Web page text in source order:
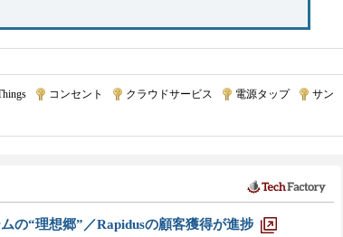
コンセント クラウドサービス 電源タップ|
サン
の“理想郷”／Rapidusの顧客獲得が進捗